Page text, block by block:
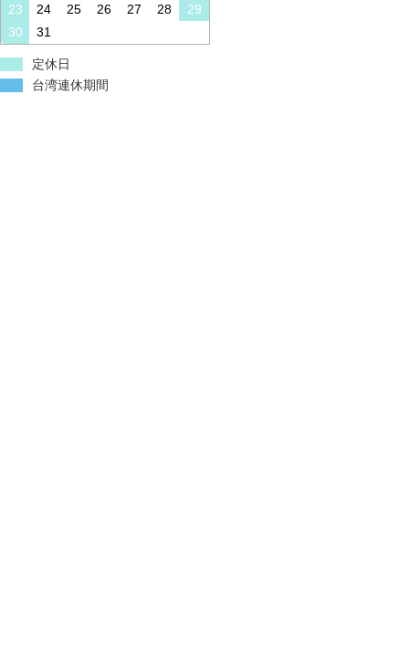
23
24 25 26 27 28
29
30
31
定休日
台湾連休期間